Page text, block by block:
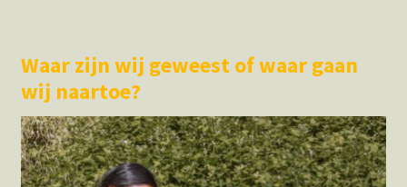
UIT-agenda
Waar zijn wij geweest of waar gaan
wij naartoe?